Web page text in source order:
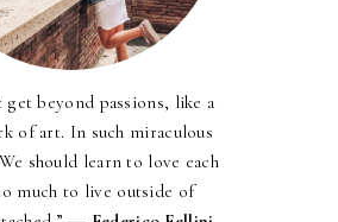
get beyond passions, like a
of art. In such miraculous
should learn to love each
much to live outside of